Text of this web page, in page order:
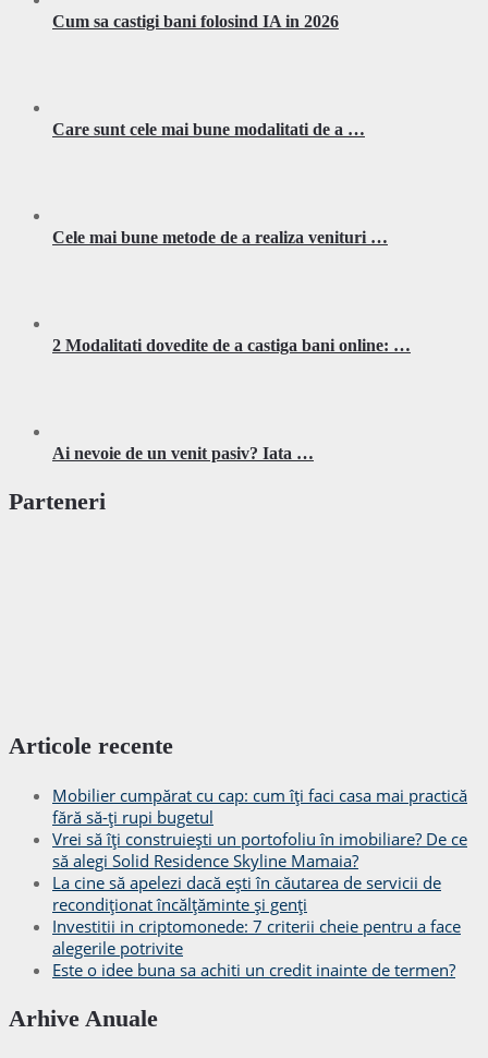
Cum sa castigi bani folosind IA in 2026
Care sunt cele mai bune modalitati de a …
Cele mai bune metode de a realiza venituri …
2 Modalitati dovedite de a castiga bani online: …
Ai nevoie de un venit pasiv? Iata …
Parteneri
Articole recente
Mobilier cumpărat cu cap: cum îți faci casa mai practică
fără să-ți rupi bugetul
Vrei să îți construiești un portofoliu în imobiliare? De ce
să alegi Solid Residence Skyline Mamaia?
La cine să apelezi dacă ești în căutarea de servicii de
recondiționat încălțăminte și genți
Investitii in criptomonede: 7 criterii cheie pentru a face
alegerile potrivite
Este o idee buna sa achiti un credit inainte de termen?
Arhive Anuale